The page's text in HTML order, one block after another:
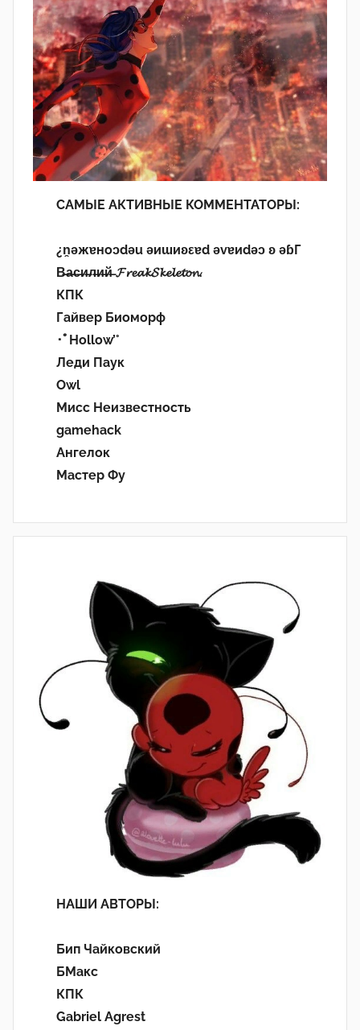
САМЫЕ АКТИВНЫЕ КОММЕНТАТОРЫ:
¿n̯ǝжɐноɔdǝu ǝиɯиʚεɐd ǝvɐиdǝɔ ʚ ǝɓГ
В̶а̶с̶и̶л̶и̶й̶ 𝓕𝓻𝓮𝓪𝓴𝓢𝓴𝓮𝓵𝓮𝓽𝓸𝓷.
КПК
Гайвер Биоморф
･ﾟHollow’°
Леди Паук
Owl
Мисс Неизвестность
gamehack
Ангелок
Мастер Фу
НАШИ АВТОРЫ:
Бип Чайковский
БМакс
КПК
Gabriel Agrest